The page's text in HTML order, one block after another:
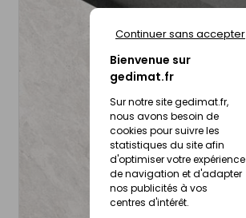
Bienvenue sur
gedimat.fr
Sur notre site gedimat.fr,
nous avons besoin de
cookies pour suivre les
statistiques du site afin
d'optimiser votre expérience
de navigation et d'adapter
nos publicités à vos
centres d'intérêt.
Continuer sans accepter